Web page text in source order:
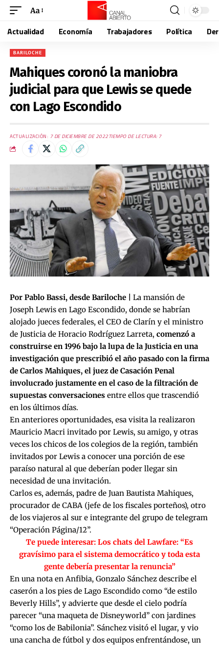
Aa
Actualidad Economía Trabajadores Política
BARILOCHE
Mahiques coronó la maniobra
judicial para que Lewis se quede
con Lago Escondido
ACTUALIZACIÓN: 7 DE DICIEMBRE DE 2022TIEMPO DE LECTURA: 7
Por Pablo Bassi, desde Bariloche |
La mansión de
Joseph Lewis en Lago Escondido, donde se habrían
alojado jueces federales, el CEO de Clarín y el ministro
de Justicia de Horacio Rodríguez Larreta, comenzó a
construirse en 1996 bajo la lupa de la Justicia en una
investigación que prescribió el año pasado con la firma
de Carlos Mahiques, el juez de Casación Penal
involucrado justamente en el caso de la filtración de
supuestas conversaciones entre ellos que trascendió
en los últimos días.
En anteriores oportunidades, esa visita la realizaron
Mauricio Macri invitado por Lewis, su amigo, y otras
veces los chicos de los colegios de la región, también
invitados por Lewis a conocer una porción de ese
paraíso natural al que deberían poder llegar sin
necesidad de una invitación.
Carlos es, además, padre de Juan Bautista Mahiques,
procurador de CABA (jefe de los fiscales porteños), otro
de los viajeros al sur e integrante del grupo de telegram
“Operación Página/12”.
Te puede interesar: Los chats del Lawfare: “Es
gravísimo para el sistema democrático y toda esta
gente debería presentar la renuncia”
En una nota en Anfibia, Gonzalo Sánchez describe el
caserón a los pies de Lago Escondido como “de estilo
Beverly Hills”, y advierte que desde el cielo podría
parecer “una maqueta de Disneyworld” con jardines
“como los de Babilonia”. Sánchez visitó el lugar, y vio
una cancha de fútbol y dos equipos enfrentándose, un